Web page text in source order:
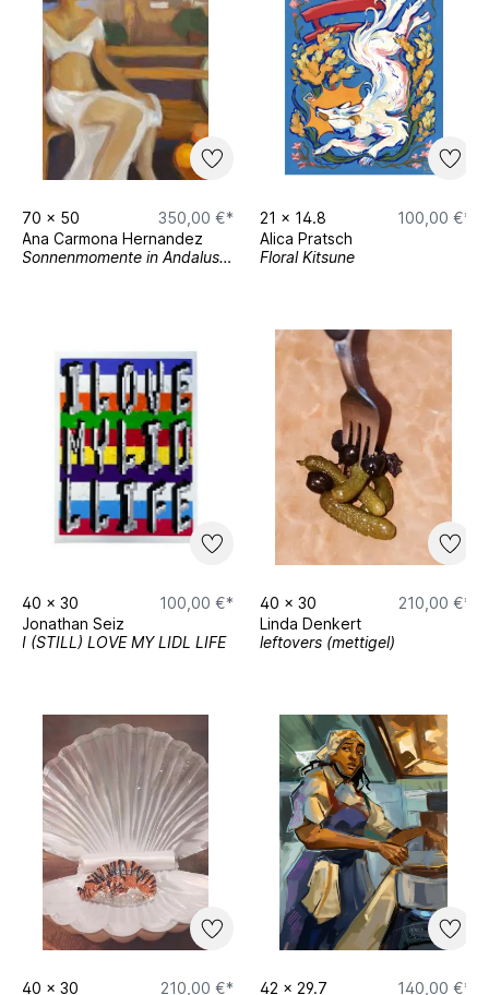
70 x 50
350,00 €*
Ana Carmona Hernandez
Sonnenmomente in Andalusien
21 x 14.8
100,00 €*
Alica Pratsch
Floral Kitsune
40 x 30
100,00 €*
Jonathan Seiz
I (STILL) LOVE MY LIDL LIFE
40 x 30
210,00 €*
Linda Denkert
leftovers (mettigel)
40 x 30
210,00 €*
42 x 29.7
140,00 €*